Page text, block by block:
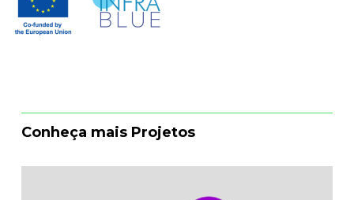
Conheça mais Projetos